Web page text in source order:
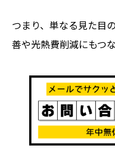
つまり、単なる見た目
善や光熱費削減にもつ